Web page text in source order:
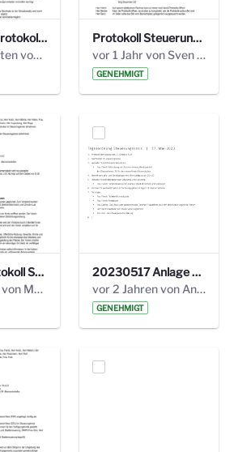
25_07_03 Protokoll Steuerungskreis.pdf
vor 10 Monaten von Alexander Orlowski
Protokoll Steuerungskreis_06.02.2025 .pdf
vor 1 Jahr von Sven Hitzler
GENEHMIGT
24_4_3 Protokoll Steuerungskreis.pdf
vor 2 Jahren von Marcel Eckert
20230517 Anlage 1_35. Steuerungskreis.pdf
vor 2 Jahren von Anni Schlumberger
GENEHMIGT